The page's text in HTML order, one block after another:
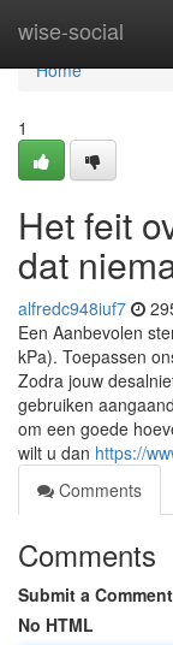
wise-social
Home
Home
1
Het feit
dat
alfredc948iuf7
Een Aanbevolen
kPa). Toepassen
Zodra jouw
gebruiken
om een goede
wilt u dan https://
Comments
Comments
Submit a Comment
No HTML